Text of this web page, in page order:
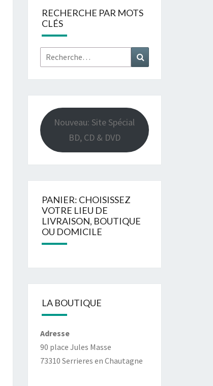
RECHERCHE PAR MOTS
CLÉS
Rechercher :
Nouveau: Site Spécial
BD, CD & DVD
PANIER: CHOISISSEZ
VOTRE LIEU DE
LIVRAISON, BOUTIQUE
OU DOMICILE
LA BOUTIQUE
Adresse
90 place Jules Masse
73310 Serrieres en Chautagne